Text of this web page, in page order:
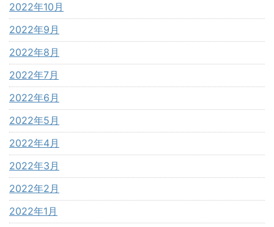
2022年10月
2022年9月
2022年8月
2022年7月
2022年6月
2022年5月
2022年4月
2022年3月
2022年2月
2022年1月